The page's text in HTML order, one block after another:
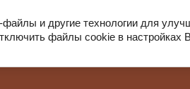
файлы и другие технологии для
файлы cookie в настройках